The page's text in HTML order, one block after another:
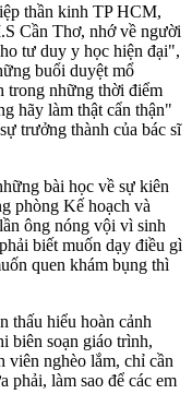
thần kinh TP HCM,
Cần Thơ, nhớ về người
tư duy y học hiện đại",
buổi duyệt mổ
trong những thời điểm
hãy làm thật cẩn thận"
trưởng thành của bác sĩ
bài học về sự kiên
phòng Kế hoạch và
ông nóng vội vì sinh
biết muốn dạy điều gì
quen khám bụng thì
thấu hiểu hoàn cảnh
biên soạn giáo trình,
nghèo lắm, chỉ cần
phải, làm sao để các em